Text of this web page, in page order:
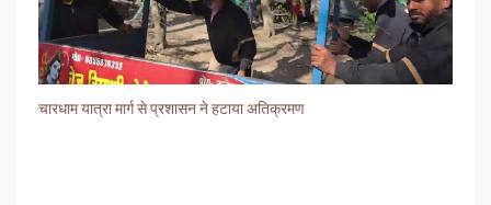
चारधाम यात्रा मार्ग से प्रशासन ने हटाया अतिक्रमण